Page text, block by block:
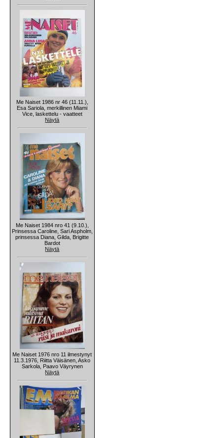
Me Naiset 1986 nr 46 (11.11.),
Esa Sariola, merkillinen Miami
Vice, laskettelu - vaatteet
Näytä
Me Naiset 1984 nro 41 (9.10.),
Prinsessa Caroline, Sari Aspholm,
prinsessa Diana, Gilda, Brigitte
Bardot
Näytä
Me Naiset 1976 nro 11 ilmestynyt
11.3.1976, Riitta Väisänen, Asko
Sarkola, Paavo Väyrynen
Näytä